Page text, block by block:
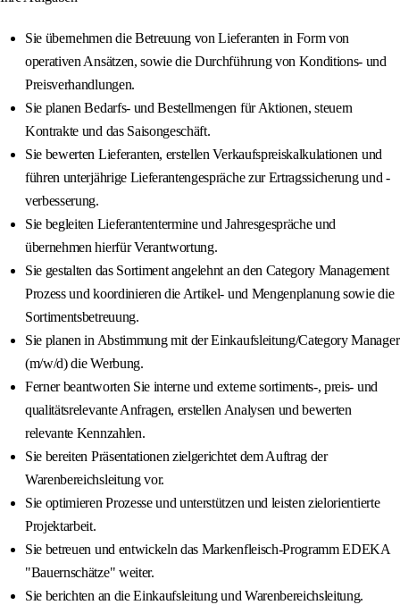
Sie übernehmen die Betreuung von Lieferanten in Form von
operativen Ansätzen, sowie die Durchführung von Konditions- und
Preisverhandlungen.
Sie planen Bedarfs- und Bestellmengen für Aktionen, steuern
Kontrakte und das Saisongeschäft.
Sie bewerten Lieferanten, erstellen Verkaufspreiskalkulationen und
führen unterjährige Lieferantengespräche zur Ertragssicherung und -
verbesserung.
Sie begleiten Lieferantentermine und Jahresgespräche und
übernehmen hierfür Verantwortung.
Sie gestalten das Sortiment angelehnt an den Category Management
Prozess und koordinieren die Artikel- und Mengenplanung sowie die
Sortimentsbetreuung.
Sie planen in Abstimmung mit der Einkaufsleitung/Category Manager
(m/w/d) die Werbung.
Ferner beantworten Sie interne und externe sortiments-, preis- und
qualitätsrelevante Anfragen, erstellen Analysen und bewerten
relevante Kennzahlen.
Sie bereiten Präsentationen zielgerichtet dem Auftrag der
Warenbereichsleitung vor.
Sie optimieren Prozesse und unterstützen und leisten zielorientierte
Projektarbeit.
Sie betreuen und entwickeln das Markenfleisch-Programm EDEKA
"Bauernschätze" weiter.
Sie berichten an die Einkaufsleitung und Warenbereichsleitung.